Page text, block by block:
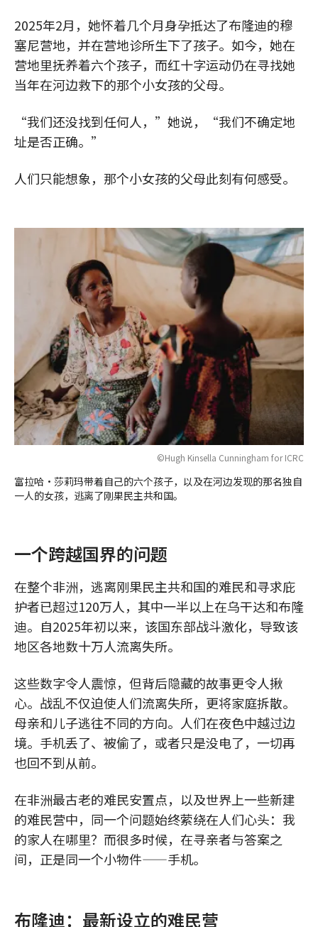
2025年2月，她怀着几个月身孕抵达了布隆迪的穆
塞尼营地，并在营地诊所生下了孩子。如今，她在
营地里抚养着六个孩子，而红十字运动仍在寻找她
当年在河边救下的那个小女孩的父母。
“我们还没找到任何人，”她说，“我们不确定地
址是否正确。”
人们只能想象，那个小女孩的父母此刻有何感受。
©Hugh Kinsella Cunningham for ICRC
富拉哈·莎莉玛带着自己的六个孩子，以及在河边发现的那名独自
一人的女孩，逃离了刚果民主共和国。
一个跨越国界的问题
在整个非洲，逃离刚果民主共和国的难民和寻求庇
护者已超过120万人，其中一半以上在乌干达和布隆
迪。自2025年初以来，该国东部战斗激化，导致该
地区各地数十万人流离失所。
这些数字令人震惊，但背后隐藏的故事更令人揪
心。战乱不仅迫使人们流离失所，更将家庭拆散。
母亲和儿子逃往不同的方向。人们在夜色中越过边
境。手机丢了、被偷了，或者只是没电了，一切再
也回不到从前。
在非洲最古老的难民安置点，以及世界上一些新建
的难民营中，同一个问题始终萦绕在人们心头：我
的家人在哪里？而很多时候，在寻亲者与答案之
间，正是同一个小物件——手机。
布隆迪：最新设立的难民营